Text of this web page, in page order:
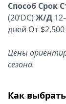
Способ Срок
(20’DC)Ж/Д
дней От
Цены
сезона.
Как